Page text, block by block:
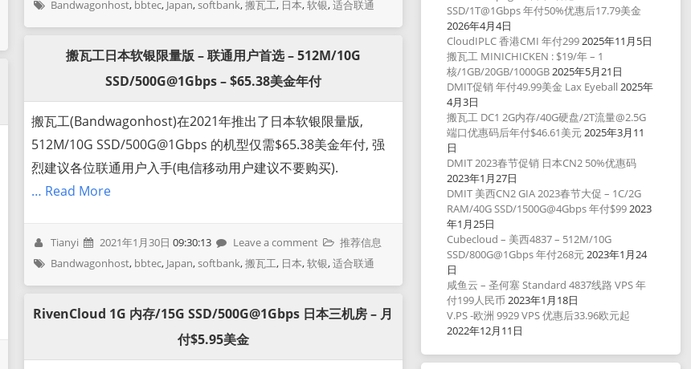
Bandwagonhost, bbtec, Japan,softbank,搬瓦工, 日本,软银,适合联通
搬瓦工日本软银限量版 – 联通用户首选 – 512M/10G
SSD/500G@1Gbps – $65.38美金年付
搬瓦工(Bandwagonhost)在2021年推出了日本软银限量版,
512M/10G SSD/500G@1Gbps 的机型仅需$65.38美金年付, 强
烈建议各位联通用户入手(电信移动用户建议不要购买).
… Read More
Tianyi 2021年1月30日 09:30:13 Leave a comment
推荐信息
Bandwagonhost, bbtec, Japan,softbank,搬瓦工, 日本,软银,适合联通
RivenCloud 1G 内存/15G SSD/500G@1Gbps 日本三机房 – 月
付$5.95美金
SSD/1T@1Gbps 年付50%优惠后17.79美金
2026年4月4日
CloudIPLC 香港CMI 年付2992025年11月5日
搬瓦工 MINICHICKEN : $19/年 – 1
核/1GB/20GB/1000GB2025年5月21日
DMIT促销 年付49.99美金 Lax Eyeball 2025年
4月3日
搬瓦工 DC1 2G内存/40G硬盘/2T流量@2.5G
端口优惠码后年付$46.61美元2025年3月11
日
DMIT 2023春节促销 日本CN2 50%优惠码
2023年1月27日
DMIT 美西CN2 GIA 2023春节大促 – 1C/2G
RAM/40G SSD/1500G@4Gbps 年付$992023
年1月25日
Cubecloud – 美西4837 – 512M/10G
SSD/800G@1Gbps 年付268元2023年1月24
日
咸鱼云 – 圣何塞 Standard 4837线路 VPS 年
付199人民币 2023年1月18日
V.PS -欧洲 9929 VPS 优惠后33.96欧元起
2022年12月11日